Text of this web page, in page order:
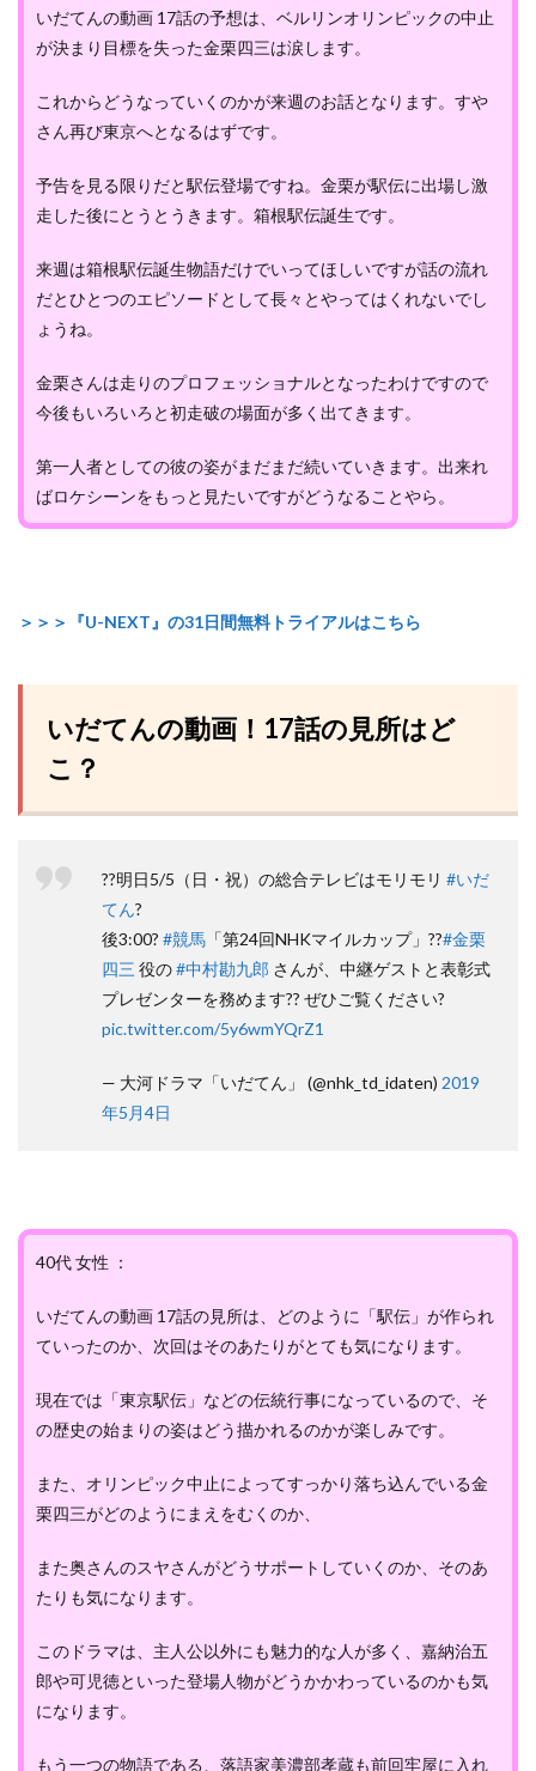
いだてんの動画 17話の予想は、ベルリンオリンピックの中止
が決まり目標を失った金栗四三は涙します。
これからどうなっていくのかが来週のお話となります。すや
さん再び東京へとなるはずです。
予告を見る限りだと駅伝登場ですね。金栗が駅伝に出場し激
走した後にとうとうきます。箱根駅伝誕生です。
来週は箱根駅伝誕生物語だけでいってほしいですが話の流れ
だとひとつのエピソードとして長々とやってはくれないでし
ょうね。
金栗さんは走りのプロフェッショナルとなったわけですので
今後もいろいろと初走破の場面が多く出てきます。
第一人者としての彼の姿がまだまだ続いていきます。出来れ
ばロケシーンをもっと見たいですがどうなることやら。
＞＞＞『U-NEXT』の31日間無料トライアルはこちら
いだてんの動画！17話の見所はど
こ？
??明日5/5（日・祝）の総合テレビはモリモリ #いだ
てん?
後3:00? #競馬 「第24回NHKマイルカップ」??#金栗
四三 役の#中村勘九郎 さんが、中継ゲストと表彰式
プレゼンターを務めます?? ぜひご覧ください?
pic.twitter.com/5y6wmYQrZ1
— 大河ドラマ「いだてん」 (@nhk_td_idaten) 2019
年5月4日
40代 女性 ：
いだてんの動画 17話の見所は、どのように「駅伝」が作られ
ていったのか、次回はそのあたりがとても気になります。
現在では「東京駅伝」などの伝統行事になっているので、そ
の歴史の始まりの姿はどう描かれるのかが楽しみです。
また、オリンピック中止によってすっかり落ち込んでいる金
栗四三がどのようにまえをむくのか、
また奥さんのスヤさんがどうサポートしていくのか、そのあ
たりも気になります。
このドラマは、主人公以外にも魅力的な人が多く、嘉納治五
郎や可児徳といった登場人物がどうかかわっているのかも気
になります。
もう一つの物語である、落語家美濃部孝蔵も前回牢屋に入れ